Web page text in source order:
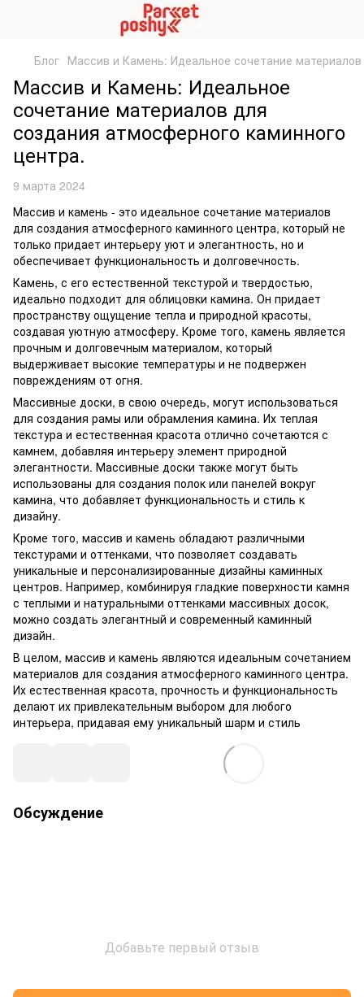
Блог Массив и Камень: Идеальное сочетание
Массив и Камень: Идеальное
сочетание материалов для
создания атмосферного каминного
центра.
9 марта 2024
Массив и камень - это идеальное сочетание материалов
для создания атмосферного каминного центра, который не
только придает интерьеру уют и элегантность, но и
обеспечивает функциональность и долговечность.
Камень, с его естественной текстурой и твердостью,
идеально подходит для облицовки камина. Он придает
пространству ощущение тепла и природной красоты,
создавая уютную атмосферу. Кроме того, камень является
прочным и долговечным материалом, который
выдерживает высокие температуры и не подвержен
повреждениям от огня.
Массивные доски, в свою очередь, могут использоваться
для создания рамы или обрамления камина. Их теплая
текстура и естественная красота отлично сочетаются с
камнем, добавляя интерьеру элемент природной
элегантности. Массивные доски также могут быть
использованы для создания полок или панелей вокруг
камина, что добавляет функциональность и стиль к
дизайну.
Кроме того, массив и камень обладают различными
текстурами и оттенками, что позволяет создавать
уникальные и персонализированные дизайны каминных
центров. Например, комбинируя гладкие поверхности камня
с теплыми и натуральными оттенками массивных досок,
можно создать элегантный и современный каминный
дизайн.
В целом, массив и камень являются идеальным сочетанием
материалов для создания атмосферного каминного центра.
Их естественная красота, прочность и функциональность
делают их привлекательным выбором для любого
интерьера, придавая ему уникальный шарм и стиль
Обсуждение
Добавьте первый отзыв